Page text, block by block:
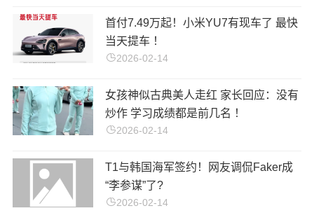
首付7.49万起！小米YU7有现车了 最快
当天提车 ！
2026-02-14
女孩神似古典美人走红 家长回应：没有
炒作 学习成绩都是前几名 ！
2026-02-14
T1与韩国海军签约！网友调侃Faker成
“李参谋”了?
2026-02-14